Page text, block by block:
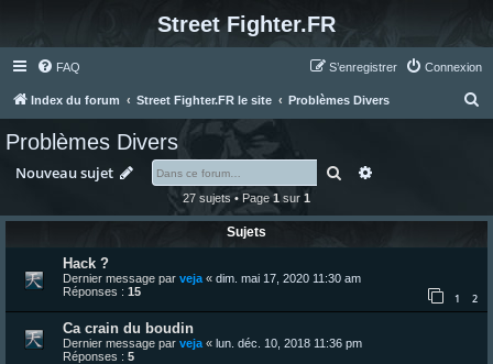
Street Fighter.FR
FAQ Connexion
S’enregistrer
Index du forum Street Fighter.FR le site Problèmes Divers
e
Problèmes Divers
Nouveau sujet Rechercher
27 sujets • Page 1 sur 1
Sujets
Hack ?
Dernier message par veja « dim. mai 17, 2020 11:30 am
Réponses : 15 1 2
Ca crain du boudin
Dernier message par veja « lun. déc. 10, 2018 11:36 pm
Réponses : 5